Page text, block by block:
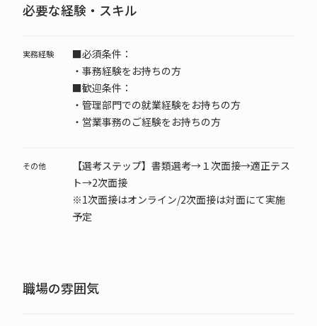
必要な経験・スキル
実務経験
■必須条件：
・事務経験をお持ちの方
■歓迎条件：
・管理部門での就業経験をお持ちの方
・営業事務のご経験をお持ちの方
その他
【選考ステップ】書類選考→１次面接→適正テス
ト→2次面接
※1次面接はオンライン/2次面接は対面にて実施
予定
職場の雰囲気